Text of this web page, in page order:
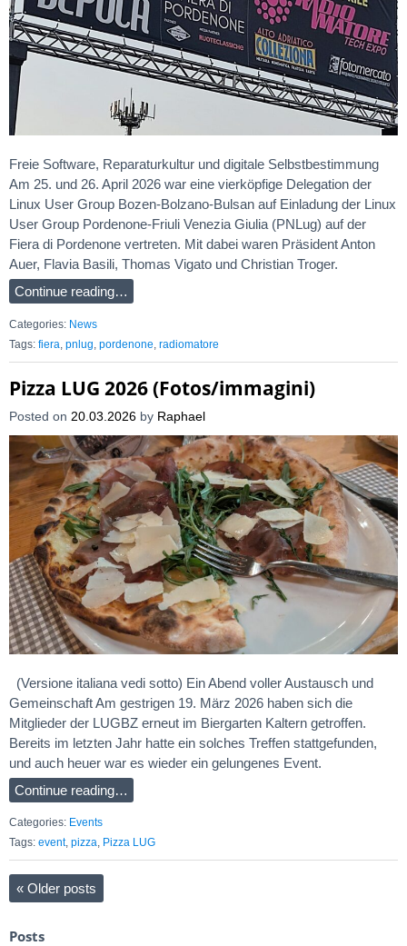
Freie Software, Reparaturkultur und digitale Selbstbestimmung
Am 25. und 26. April 2026 war eine vierköpfige Delegation der
Linux User Group Bozen-Bolzano-Bulsan auf Einladung der Linux
User Group Pordenone-Friuli Venezia Giulia (PNLug) auf der
Fiera di Pordenone vertreten. Mit dabei waren Präsident Anton
Auer, Flavia Basili, Thomas Vigato und Christian Troger.
Continue reading…
Categories: News
Tags: fiera pnlug pordenone radiomatore
Pizza LUG 2026 (Fotos/immagini)
Posted on 20.03.2026 by Raphael
(Versione italiana vedi sotto) Ein Abend voller Austausch und
Gemeinschaft Am gestrigen 19. März 2026 haben sich die
Mitglieder der LUGBZ erneut im Biergarten Kaltern getroffen.
Bereits im letzten Jahr hatte ein solches Treffen stattgefunden,
und auch heuer war es wieder ein gelungenes Event.
Continue reading…
Categories: Events
Tags: event, pizza, Pizza LUG
« Older posts
Posts